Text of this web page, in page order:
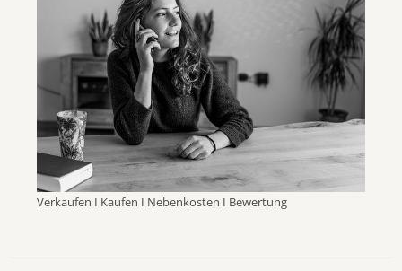
Verkaufen I Kaufen I Nebenkosten I Bewertung